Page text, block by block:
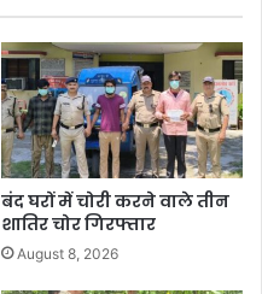
बंद घरों में चोरी करने वाले तीन
शातिर चोर गिरफ्तार
August 8, 2026